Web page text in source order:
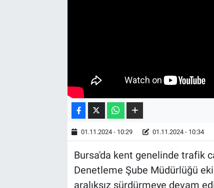
01.11.2024 - 10:29 01.11.2024 - 10:34
Bursa'da kent genelinde trafik
Denetleme Şube Müdürlüğü
aralıksız sürdürmeye devam